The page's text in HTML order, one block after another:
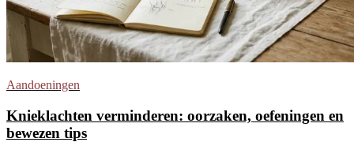
Aandoeningen
Knieklachten verminderen: oorzaken, oefeningen en
bewezen tips